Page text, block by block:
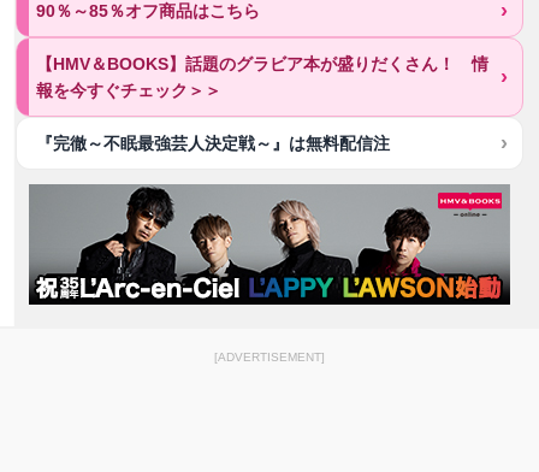
90％～85％オフ商品はこちら
【HMV＆BOOKS】話題のグラビア本が盛りだくさん！ 情
報を今すぐチェック＞＞
『完徹～不眠最強芸人決定戦～』は無料配信注
[ADVERTISEMENT]